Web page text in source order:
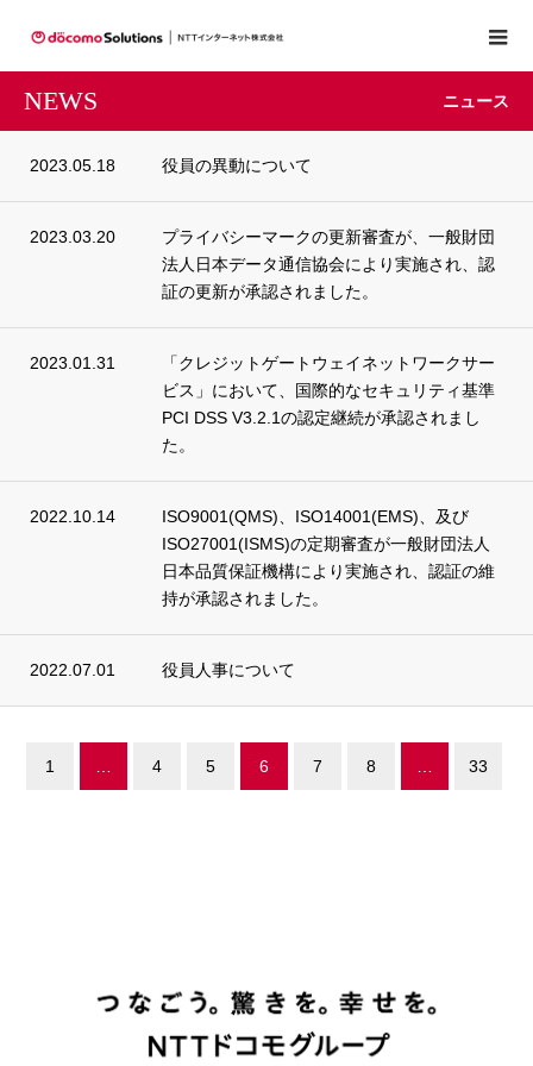
NEWS ニュース
2023.05.18 役員の異動について
2023.03.20
プライバシーマークの更新審査が、一般財団
法人日本データ通信協会により実施され、認
証の更新が承認されました。
2023.01.31
「クレジットゲートウェイネットワークサー
ビス」において、国際的なセキュリティ基準
PCI DSS V3.2.1の認定継続が承認されまし
た。
2022.10.14
ISO9001(QMS)、ISO14001(EMS)、及び
ISO27001(ISMS)の定期審査が一般財団法人
日本品質保証機構により実施され、認証の維
持が承認されました。
2022.07.01 役員人事について
1 4 5 6 7 8 33